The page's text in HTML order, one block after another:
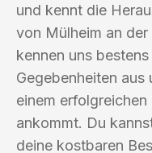
und kennt die
von Mülheim an
kennen uns
Gegebenheiten
einem
ankommt. Du
deine kostbaren